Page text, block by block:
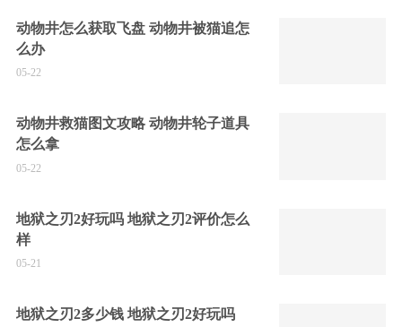
动物井怎么获取飞盘 动物井被猫追怎
么办
05-22
动物井救猫图文攻略 动物井轮子道具
怎么拿
05-22
地狱之刃2好玩吗 地狱之刃2评价怎么
样
05-21
地狱之刃2多少钱 地狱之刃2好玩吗